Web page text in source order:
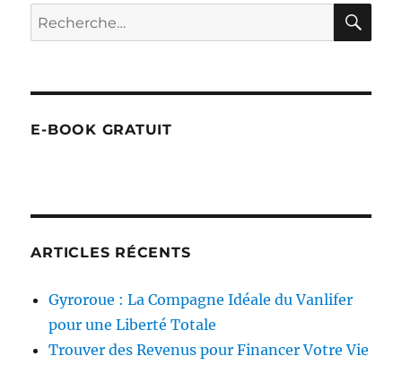
Recherche
pour :
E-BOOK GRATUIT
ARTICLES RÉCENTS
Gyroroue : La Compagne Idéale du Vanlifer
pour une Liberté Totale
Trouver des Revenus pour Financer Votre Vie